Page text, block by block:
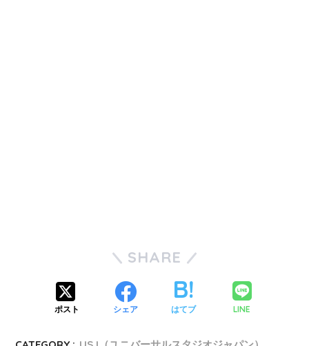
SHARE
ポスト シェア はてブ LINE